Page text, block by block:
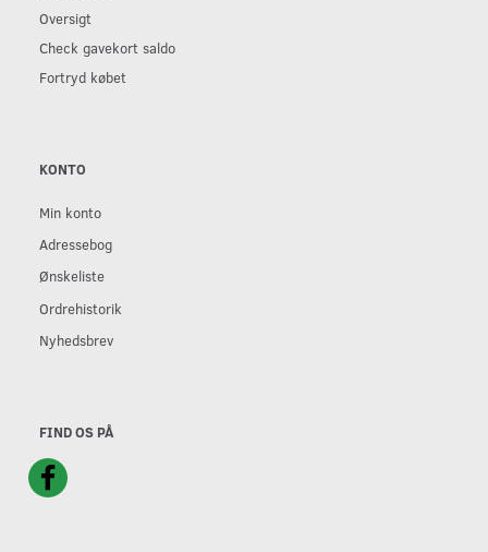
Oversigt
Check gavekort saldo
Fortryd købet
KONTO
Min konto
Adressebog
Ønskeliste
Ordrehistorik
Nyhedsbrev
FIND OS PÅ